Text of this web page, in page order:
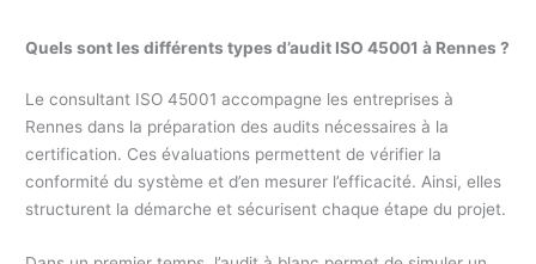
Quels sont les différents types d’audit ISO 45001 à Rennes ?
Le consultant ISO 45001 accompagne les entreprises à
Rennes dans la préparation des audits nécessaires à la
certification. Ces évaluations permettent de vérifier la
conformité du système et d’en mesurer l’efficacité. Ainsi, elles
structurent la démarche et sécurisent chaque étape du projet.